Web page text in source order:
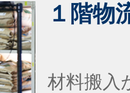
１階物
材料搬入